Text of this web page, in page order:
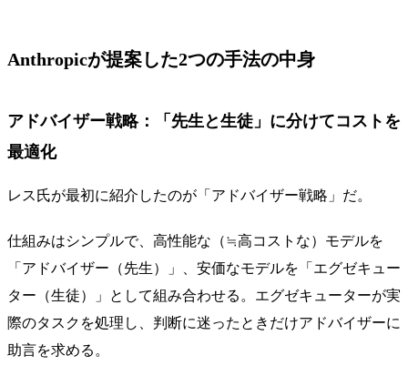
Anthropicが提案した2つの手法の中身
アドバイザー戦略：「先生と生徒」に分けてコストを
最適化
レス氏が最初に紹介したのが「アドバイザー戦略」だ。
仕組みはシンプルで、高性能な（≒高コストな）モデルを
「アドバイザー（先生）」、安価なモデルを「エグゼキュー
ター（生徒）」として組み合わせる。エグゼキューターが実
際のタスクを処理し、判断に迷ったときだけアドバイザーに
助言を求める。